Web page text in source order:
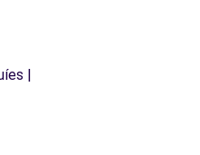
|